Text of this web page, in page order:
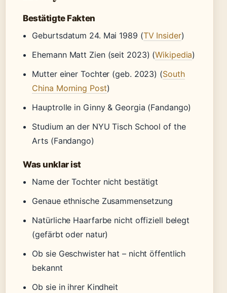
Bestätigte Fakten
Geburtsdatum 24. Mai 1989 (TV Insider)
Ehemann Matt Zien (seit 2023) (Wikipedia)
Mutter einer Tochter (geb. 2023) (South
China Morning Post)
Hauptrolle in Ginny & Georgia (Fandango)
Studium an der NYU Tisch School of the
Arts (Fandango)
Was unklar ist
Name der Tochter nicht bestätigt
Genaue ethnische Zusammensetzung
Natürliche Haarfarbe nicht offiziell belegt
(gefärbt oder natur)
Ob sie Geschwister hat – nicht öffentlich
bekannt
Ob sie in ihrer Kindheit